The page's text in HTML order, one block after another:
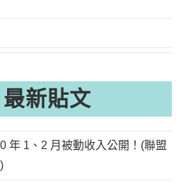
最新貼文
年 1、2 月被動收入公開！(聯盟